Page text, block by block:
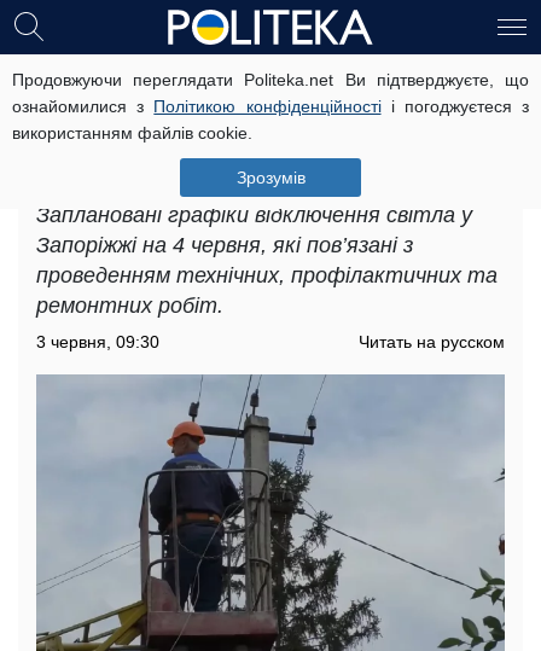
Продовжуючи переглядати Politeka.net Ви підтверджуєте, що
ознайомилися з Політикою конфіденційностіі погоджуєтеся з
використанням файлів cookie.
Зрозумів
Графіки відключення світла у
Запоріжжі на 4 червня: в яких
будинках вводять жорсткі погодинні
Заплановані графіки відключення світла у
Запоріжжі на 4 червня, які пов’язані з
проведенням технічних, профілактичних та
ремонтних робіт.
3 червня, 09:30 Читать на русском